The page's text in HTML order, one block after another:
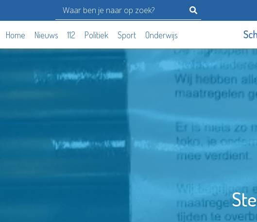
Home Nieuws 112 Politiek Sport Onderwijs